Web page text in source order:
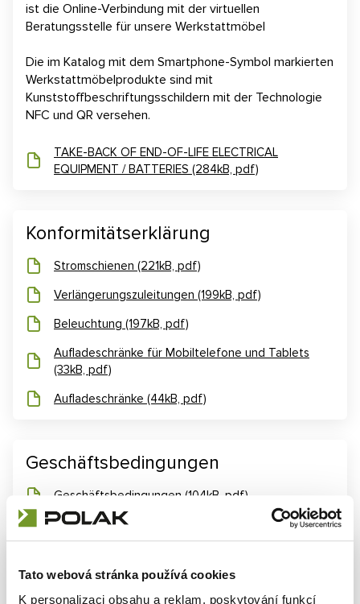
Tato webová stránka používá cookies
K personalizaci obsahu a reklam, poskytování funkcí
ist die Online-Verbindung mit der virtuellen
Beratungsstelle für unsere Werkstattmöbel
Die im Katalog mit dem Smartphone-Symbol markierten
Werkstattmöbelprodukte sind mit
Kunststoffbeschriftungsschildern mit der Technologie
NFC und QR versehen.
TAKE-BACK OF END-OF-LIFE ELECTRICAL
EQUIPMENT / BATTERIES (284kB, pdf)
Konformitätserklärung
Stromschienen (221kB, pdf)
Verlängerungszuleitungen (199kB, pdf)
Beleuchtung (197kB, pdf)
Aufladeschränke für Mobiltelefone und Tablets
(33kB, pdf)
Aufladeschränke (44kB, pdf)
Geschäftsbedingungen
Geschäftsbedingungen (104kB, pdf)
personenbezogener Daten